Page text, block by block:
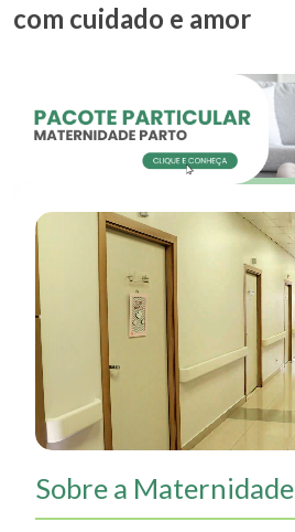
com cuidado e amor
Sobre a Maternidade